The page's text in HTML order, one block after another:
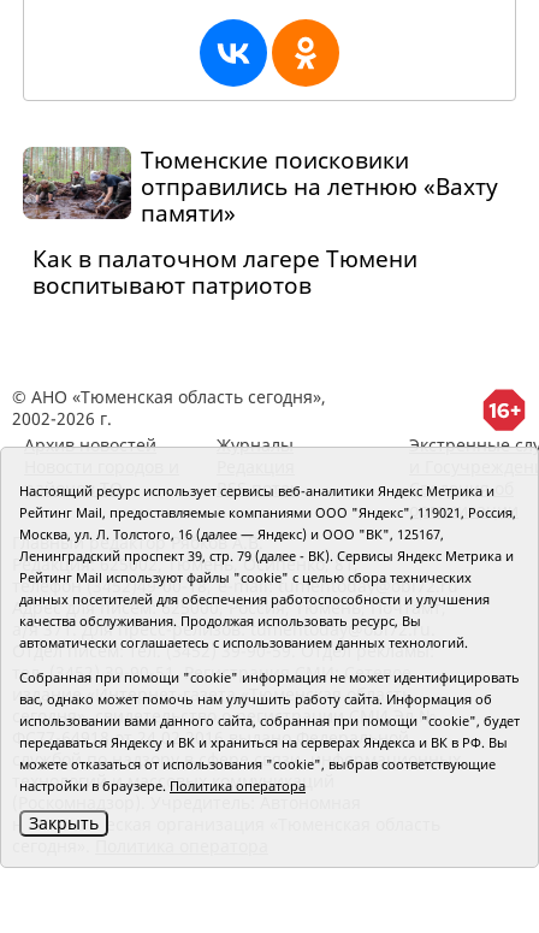
Тюменские поисковики
отправились на летнюю «Вахту
памяти»
Как в палаточном лагере Тюмени
воспитывают патриотов
© АНО «Тюменская область сегодня»,
2002-2026 г.
Архив новостей
районов ТО
Журналы
RSS поток
Экстренные
Сведения об
организации
Главный редактор Рябков А.В.
Редакция: 625002, Тюмень, Осипенко, 81,
телефон (3452)49-00-18, e-mail: tumentoday@obl72.ru
Адрес для писем: 625000, Россия, Тюмень, Почтамт,
а/я 371. Для пресс-релизов: tumentoday@obl72.ru.
Отдел писем: тел. (3452) 39-90-59. Отдел рекламы:
тел. (3452) 39-90-51. Регистрация СМИ: Сетевое
издание «Интернет-газета «Тюменская область
сегодня», свидетельство о регистрации СМИ Эл №
ФС77-64918 от 24.02.2016 выдано Федеральной
службой по надзору в сфере связи, информационных
технологий и массовых коммуникаций
(Роскомнадзор). Учредитель: Автономная
некоммерческая организация «Тюменская область
Настоящий ресурс использует сервисы веб-аналитики Яндекс Метрика и
Рейтинг Mail, предоставляемые компаниями ООО "Яндекс", 119021, Россия,
Москва, ул. Л. Толстого, 16 (далее — Яндекс) и ООО "ВК", 125167,
Ленинградский проспект 39, стр. 79 (далее - ВК). Сервисы Яндекс Метрика и
Рейтинг Mail используют файлы "cookie" с целью сбора технических
данных посетителей для обеспечения работоспособности и улучшения
качества обслуживания. Продолжая использовать ресурс, Вы
автоматически соглашаетесь с использованием данных технологий.
Собранная при помощи "cookie" информация не может идентифицировать
вас, однако может помочь нам улучшить работу сайта. Информация об
использовании вами данного сайта, собранная при помощи "cookie", будет
передаваться Яндексу и ВК и храниться на серверах Яндекса и ВК в РФ. Вы
можете отказаться от использования "cookie", выбрав соответствующие
настройки в браузере. Политика оператора
Закрыть